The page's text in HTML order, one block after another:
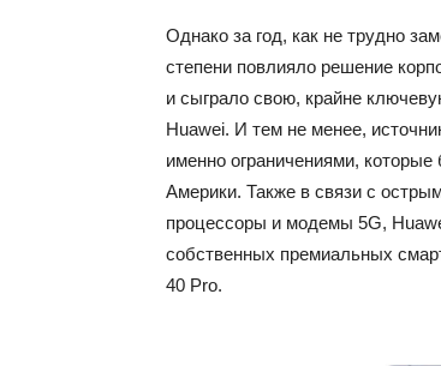
Однако за год, как не трудно
степени повлияло решение
и сыграло свою, крайне
Huawei. И тем не менее,
именно ограничениями,
Америки. Также в связи с
процессоры и модемы 5G,
собственных премиальных
40 Pro.